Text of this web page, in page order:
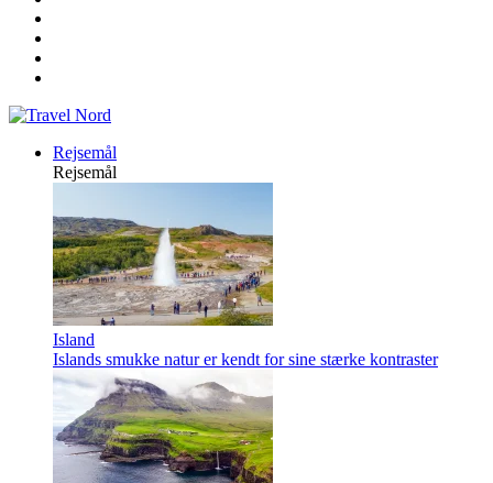
Rejsemål
Rejsemål
Island
Islands smukke natur er kendt for sine stærke kontraster